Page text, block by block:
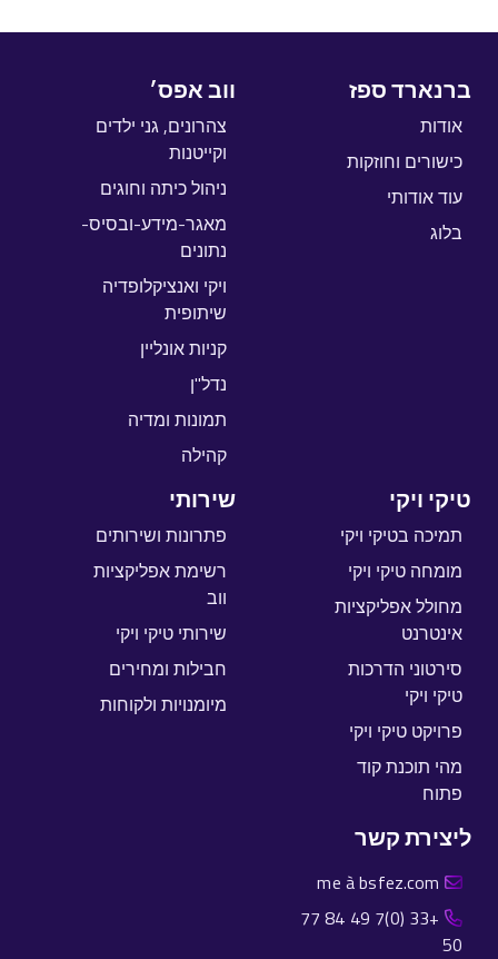
ברנארד ספז
אודות
כישורים וחוזקות
עוד אודותי
בלוג
ווב אפס׳
צהרונים, גני ילדים
וקייטנות
ניהול כיתה וחוגים
מאגר-מידע-ובסיס-
נתונים
ויקי ואנציקלופדיה
שיתופית
קניות אונליין
נדל"ן
תמונות ומדיה
קהילה
טיקי ויקי
תמיכה בטיקי ויקי
מומחה טיקי ויקי
מחולל אפליקציות
אינטרנט
סירטוני הדרכות
טיקי ויקי
פרויקט טיקי ויקי
מהי תוכנת קוד
פתוח
שירותי
פתרונות ושירותים
רשימת אפליקציות
ווב
שירותי טיקי ויקי
חבילות ומחירים
מיומנויות ולקוחות
ליצירת קשר
me à bsfez.com
+33 (0)7 49 84 77
50